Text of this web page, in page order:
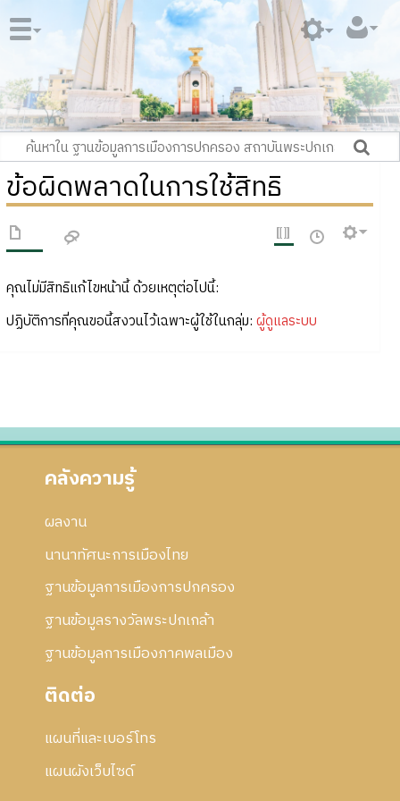
ข้อผิดพลาดในการใช้สิทธิ
คุณไม่มีสิทธิแก้ไขหน้านี้ ด้วยเหตุต่อไปนี้:
ปฏิบัติการที่คุณขอนี้สงวนไว้เฉพาะผู้ใช้ในกลุ่ม: ผู้ดูแลระบบ
คลังความรู้
ผลงาน
นานาทัศนะการเมืองไทย
ฐานข้อมูลการเมืองการปกครอง
ฐานข้อมูลรางวัลพระปกเกล้า
ฐานข้อมูลการเมืองภาคพลเมือง
ติดต่อ
แผนที่และเบอร์โทร
แผนผังเว็บไซด์